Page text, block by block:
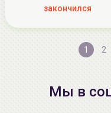
закончился
1 2
Мы в